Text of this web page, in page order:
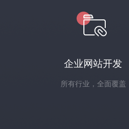
企业网站开发
所有行业，全面覆盖